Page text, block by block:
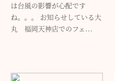
は台風の影響が心配です
ね。。。 お知らせしている大
丸 福岡天神店でのフェ...